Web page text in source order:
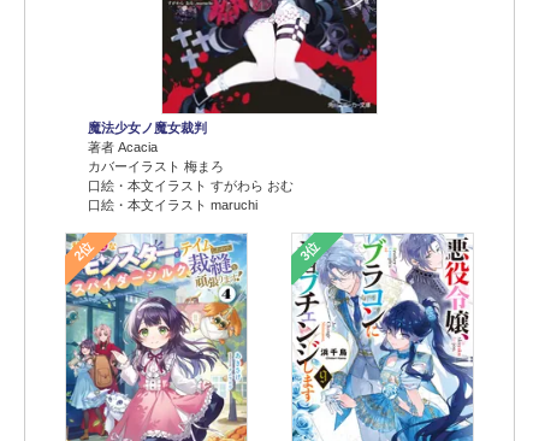
魔法少女ノ魔女裁判
著者 Acacia
カバーイラスト 梅まろ
口絵・本文イラスト すがわら おむ
口絵・本文イラスト maruchi
2位 3位